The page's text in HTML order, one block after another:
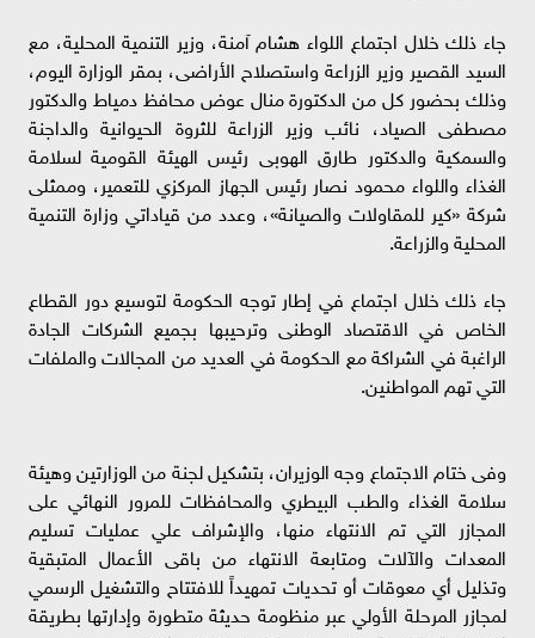
جاء ذلك خلال اجتماع اللواء هشام آمنة، وزير التنمية المحلية، مع
السيد القصير وزير الزراعة واستصلاح الأراضى، بمقر الوزارة اليوم،
وذلك بحضور كل من الدكتورة منال عوض محافظ دمياط والدكتور
مصطفى الصياد، نائب وزير الزراعة للثروة الحيوانية والداجنة
والسمكية والدكتور طارق الهوبى رئيس الهيئة القومية لسلامة
الغذاء واللواء محمود نصار رئيس الجهاز المركزي للتعمير، وممثلى
شركة «كير للمقاولات والصيانة»، وعدد من قياداتي وزارة التنمية
المحلية والزراعة.
جاء ذلك خلال اجتماع في إطار توجه الحكومة لتوسيع دور القطاع
الخاص في الاقتصاد الوطنى وترحيبها بجميع الشركات الجادة
الراغبة في الشراكة مع الحكومة في العديد من المجالات والملفات
التي تهم المواطنين.
وفى ختام الاجتماع وجه الوزيران، بتشكيل لجنة من الوزارتين وهيئة
سلامة الغذاء والطب البيطري والمحافظات للمرور النهائي على
المجازر التي تم الانتهاء منها، والإشراف علي عمليات تسليم
المعدات والآلات ومتابعة الانتهاء من باقى الأعمال المتبقية
وتذليل أي معوقات أو تحديات تمهيداً للافتتاح والتشغيل الرسمي
لمجازر المرحلة الأولي عبر منظومة حديثة متطورة وإدارتها بطريقة